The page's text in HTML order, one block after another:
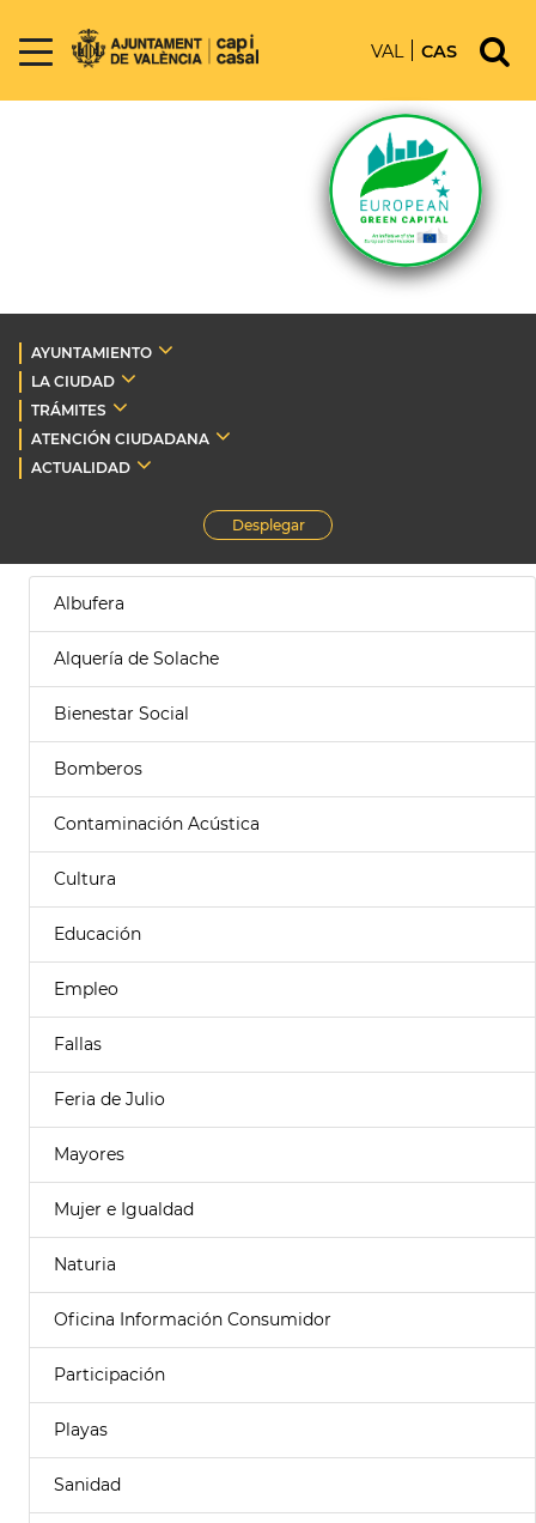
VAL CAS
AYUNTAMIENTO
LA CIUDAD
TRÁMITES
ATENCIÓN CIUDADANA
ACTUALIDAD
Desplegar
Albufera
Alquería de Solache
Bienestar Social
Bomberos
Contaminación Acústica
Cultura
Educación
Empleo
Fallas
Feria de Julio
Mayores
Mujer e Igualdad
Naturia
Oficina Información Consumidor
Participación
Playas
Sanidad